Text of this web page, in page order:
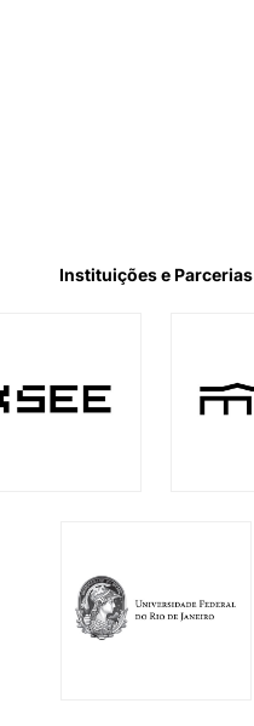
Instituições e Parcerias